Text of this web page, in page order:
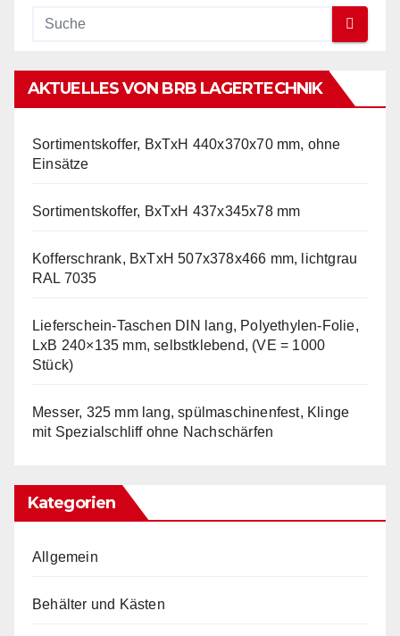
AKTUELLES VON BRB LAGERTECHNIK
Sortimentskoffer, BxTxH 440x370x70 mm, ohne
Einsätze
Sortimentskoffer, BxTxH 437x345x78 mm
Kofferschrank, BxTxH 507x378x466 mm, lichtgrau
RAL 7035
Lieferschein-Taschen DIN lang, Polyethylen-Folie,
LxB 240×135 mm, selbstklebend, (VE = 1000
Stück)
Messer, 325 mm lang, spülmaschinenfest, Klinge
mit Spezialschliff ohne Nachschärfen
Kategorien
Allgemein
Behälter und Kästen